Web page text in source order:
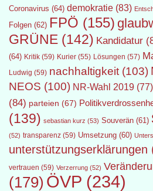
Coronavirus (64) demokratie (83)
Folgen (62) FPÖ (155)
GRÜNE (142) Kandidatur
(64) Kritik (59) Kurier (55) Lösungen (57)
Ludwig (59) nachhaltigkeit(103)
NEOS (100) NR-Wahl 2019 (77)
(84) parteien (67)
(139) sebastian kurz (53) Souverän (61)
(52) transparenz (59) Umsetzung (60)
unterstützungserklärungen
vertrauen (59) Verzerrung (52)
(179) ÖVP (234)